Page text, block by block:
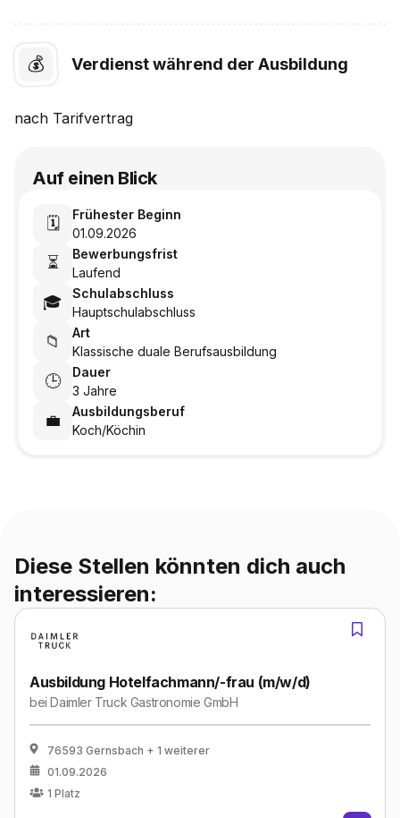
💰 Verdienst während der Ausbildung
nach Tarifvertrag
Auf einen Blick
🗓️
Frühester Beginn
01.09.2026
⏳
Bewerbungsfrist
Laufend
🎓
Schulabschluss
Hauptschulabschluss
📁
Art
Klassische duale Berufsausbildung
🕒
Dauer
3 Jahre
💼
Ausbildungsberuf
Koch/Köchin
Diese Stellen könnten dich auch
interessieren:
Ausbildung Hotelfachmann/-frau (m/w/d)
beiDaimler Truck Gastronomie GmbH
76593 Gernsbach + 1 weiterer
01.09.2026
1 Platz